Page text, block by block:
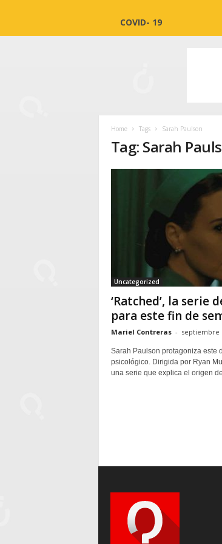
COVID- 19
Home Tags Sarah Paulson
Tag: Sarah
Uncategorized
‘Ratched’, la serie
para este fin de
Mariel Contreras - septiembre
Sarah Paulson protagoniza este
psicológico. Dirigida por Ryan
una serie que explica el origen